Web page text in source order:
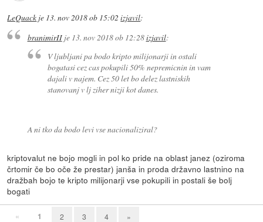
LeQuack je 13. nov 2018 ob 15:02 izjavil:
branimirIIje 13. nov 2018 ob 12:28izjavil:
V ljubljani pa bodo kripto milijonarji in ostali
bogatasi cez cas pokupili 50% nepremicnin in vam
dajali v najem. Cez 50 let bo delez lastniskih
stanovanj v lj ziher nizji kot danes.
A ni tko da bodo levi vse nacionaliziral?
kriptovalut ne bojo mogli in pol ko pride na oblast janez (oziroma
črtomir če bo oče že prestar) janša in proda državno lastnino na
dražbah bojo te kripto milijonarji vse pokupili in postali še bolj
bogati
« 1 2 3 4 »